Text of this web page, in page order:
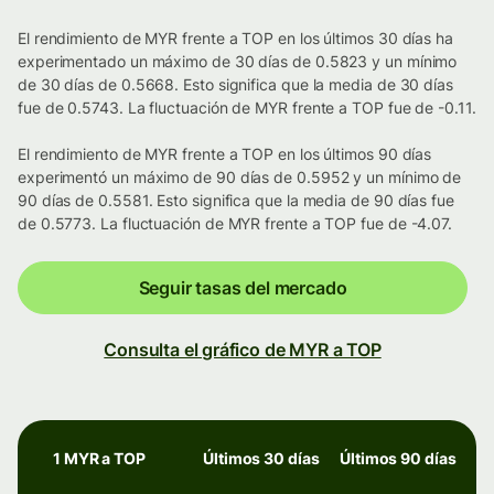
El rendimiento de MYR frente a TOP en los últimos 30 días ha
experimentado un máximo de 30 días de 0.5823 y un mínimo
de 30 días de 0.5668. Esto significa que la media de 30 días
fue de 0.5743. La fluctuación de MYR frente a TOP fue de -0.11.
El rendimiento de MYR frente a TOP en los últimos 90 días
experimentó un máximo de 90 días de 0.5952 y un mínimo de
90 días de 0.5581. Esto significa que la media de 90 días fue
de 0.5773. La fluctuación de MYR frente a TOP fue de -4.07.
Seguir tasas del mercado
Consulta el gráfico de MYR a TOP
1 MYR a TOP Últimos 30 días Últimos 90 días